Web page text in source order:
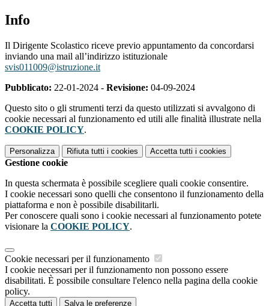
Info
Il Dirigente Scolastico riceve previo appuntamento da concordarsi
inviando una mail all’indirizzo istituzionale
svis011009@istruzione.it
Pubblicato: 22-01-2024 - Revisione: 04-09-2024
Questo sito o gli strumenti terzi da questo utilizzati si avvalgono di
cookie necessari al funzionamento ed utili alle finalità illustrate nella
COOKIE POLICY.
Personalizza Rifiuta tutti i cookies Accetta tutti i cookies
Gestione cookie
In questa schermata è possibile scegliere quali cookie consentire.
I cookie necessari sono quelli che consentono il funzionamento della
piattaforma e non è possibile disabilitarli.
Per conoscere quali sono i cookie necessari al funzionamento potete
visionare la COOKIE POLICY.
Cookie necessari per il funzionamento
I cookie necessari per il funzionamento non possono essere
disabilitati. È possibile consultare l'elenco nella pagina della cookie
policy.
Accetta tutti Salva le preferenze